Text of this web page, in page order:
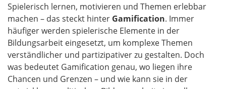
Spielerisch lernen, motivieren und Themen erlebbar
machen – das steckt hinter Gamification. Immer
häufiger werden spielerische Elemente in der
Bildungsarbeit eingesetzt, um komplexe Themen
verständlicher und partizipativer zu gestalten. Doch
was bedeutet Gamification genau, wo liegen ihre
Chancen und Grenzen – und wie kann sie in der